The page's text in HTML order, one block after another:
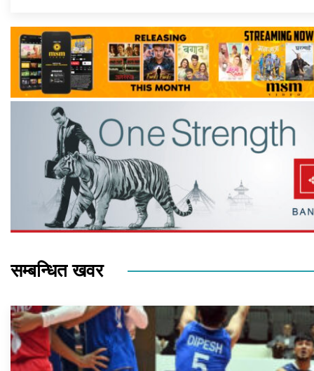
सम्बन्धित खवर